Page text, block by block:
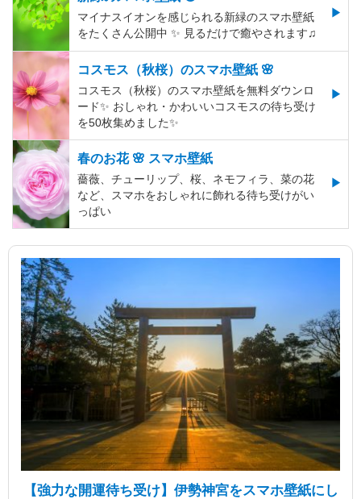
マイナスイオンを感じられる新緑のスマホ壁紙
をたくさん公開中 ✨ 見るだけで癒やされます♫
コスモス（秋桜）のスマホ壁紙 🌸
コスモス（秋桜）のスマホ壁紙を無料ダウンロ
ード✨️ おしゃれ・かわいいコスモスの待ち受け
を50枚集めました✨️
春のお花 🌸 スマホ壁紙
薔薇、チューリップ、桜、ネモフィラ、菜の花
など、スマホをおしゃれに飾れる待ち受けがい
っぱい
【強力な開運待ち受け】伊勢神宮をスマホ壁紙にし